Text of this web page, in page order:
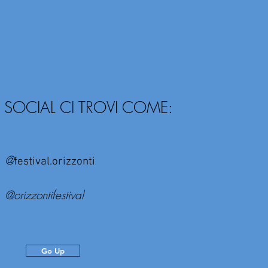
SOCIAL CI TROVI COME:
@festival.orizzonti
@orizzontifestival
Go Up